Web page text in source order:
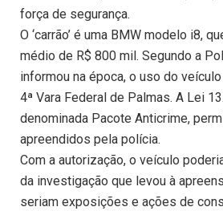
força de segurança.
O ‘carrão’ é uma BMW modelo i8,
médio de R$ 800 mil. Segundo a
informou na época, o uso do
4ª Vara Federal de Palmas. A Lei
denominada Pacote Anticrime,
apreendidos pela polícia.
Com a autorização, o veículo
da investigação que levou à
seriam exposições e ações de